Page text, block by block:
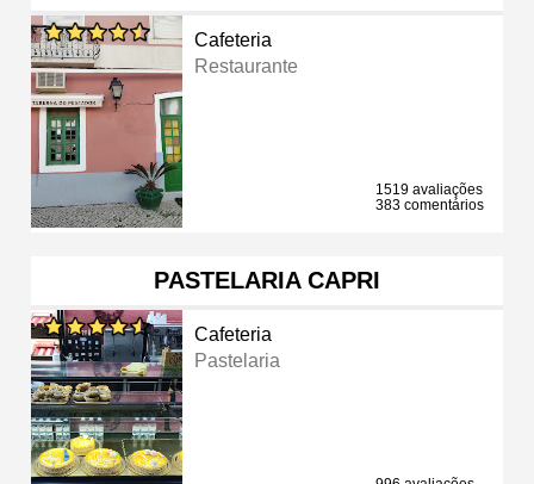
Cafeteria
Restaurante
1519 avaliações
383 comentários
PASTELARIA CAPRI
Cafeteria
Pastelaria